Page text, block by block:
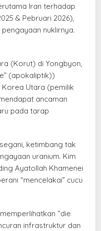
Iran terhadap
& Pebruari 2026),
nuklirnya.
(Korut) di Yongbyon,
(apokaliptik))
Utara (pemilik
ancaman
pada tarap
ketimbang tak
uranium. Kim
Ayatollah Khamenei
“mencelakai” cucu
“die
infrastruktur dan